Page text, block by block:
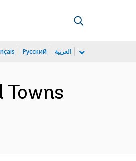
Русский العربية
Towns